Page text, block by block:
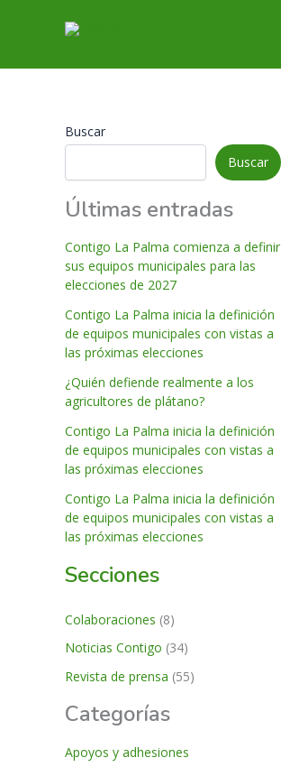
Buscar
Buscar
Últimas entradas
Contigo La Palma comienza a definir
sus equipos municipales para las
elecciones de 2027
Contigo La Palma inicia la definición
de equipos municipales con vistas a
las próximas elecciones
¿Quién defiende realmente a los
agricultores de plátano?
Contigo La Palma inicia la definición
de equipos municipales con vistas a
las próximas elecciones
Contigo La Palma inicia la definición
de equipos municipales con vistas a
las próximas elecciones
Secciones
Colaboraciones (8)
Noticias Contigo (34)
Revista de prensa (55)
Categorías
Apoyos y adhesiones